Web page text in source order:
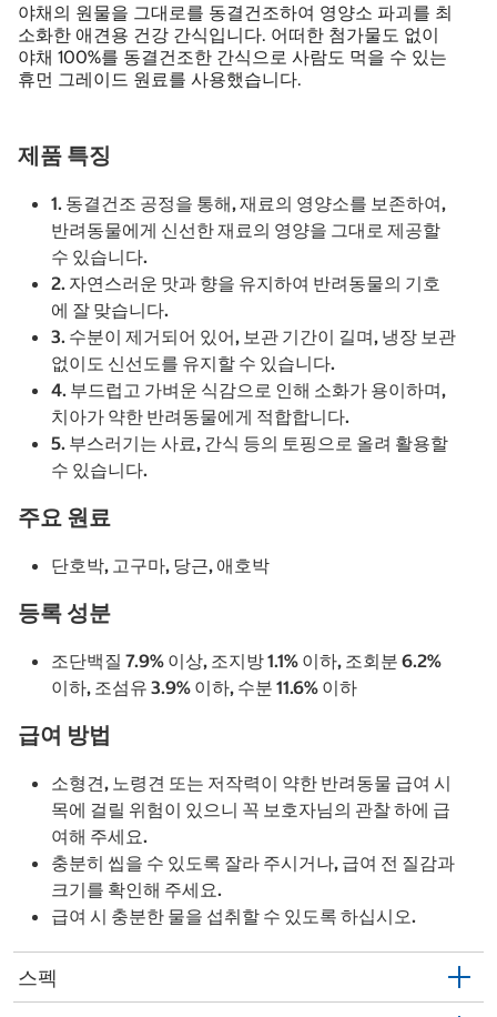
야채의 원물을 그대로를 동결건조하여 영양소 파괴를 최
소화한 애견용 건강 간식입니다. 어떠한 첨가물도 없이
야채 100%를 동결건조한 간식으로 사람도 먹을 수 있는
휴먼 그레이드 원료를 사용했습니다.
제품 특징
1. 동결건조 공정을 통해, 재료의 영양소를 보존하여,
반려동물에게 신선한 재료의 영양을 그대로 제공할
수 있습니다.
2. 자연스러운 맛과 향을 유지하여 반려동물의 기호
에 잘 맞습니다.
3. 수분이 제거되어 있어, 보관 기간이 길며, 냉장 보관
없이도 신선도를 유지할 수 있습니다.
4. 부드럽고 가벼운 식감으로 인해 소화가 용이하며,
치아가 약한 반려동물에게 적합합니다.
5. 부스러기는 사료, 간식 등의 토핑으로 올려 활용할
수 있습니다.
주요 원료
단호박, 고구마, 당근, 애호박
등록 성분
조단백질 7.9% 이상, 조지방 1.1% 이하, 조회분 6.2%
이하, 조섬유 3.9% 이하, 수분 11.6% 이하
급여 방법
소형견, 노령견 또는 저작력이 약한 반려동물 급여 시
목에 걸릴 위험이 있으니 꼭 보호자님의 관찰 하에 급
여해 주세요.
충분히 씹을 수 있도록 잘라 주시거나, 급여 전 질감과
크기를 확인해 주세요.
급여 시 충분한 물을 섭취할 수 있도록 하십시오.
스펙